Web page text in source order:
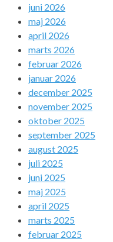
juni 2026
maj 2026
april 2026
marts 2026
februar 2026
januar 2026
december 2025
november 2025
oktober 2025
september 2025
august 2025
juli 2025
juni 2025
maj 2025
april 2025
marts 2025
februar 2025